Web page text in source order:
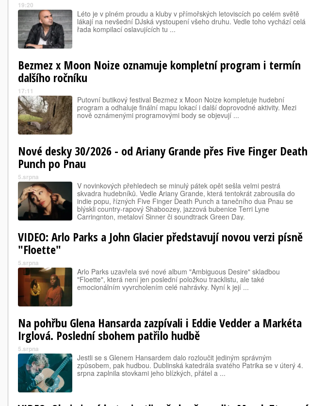
19:20
Léto je v plném proudu a kluby v přímořských letoviscích po celém světě
lákají na nevšední DJská vystoupení všeho druhu. Vedle toho vychází celá
řada kompilací oslavujících tu ...
Bezmez x Moon Noize oznamuje kompletní program i termín
dalšího ročníku
17:11
Putovní butikový festival Bezmez x Moon Noize kompletuje hudební
program a odhaluje finální mapu lokací i další doprovodné aktivity. Mezi
nově oznámenými programovými body se objevují ...
Nové desky 30/2026 - od Ariany Grande přes Five Finger Death
Punch po Pnau
5.srpna
V novinkových přehledech se minulý pátek opět sešla velmi pestrá
skvadra hudebníků. Vedle Ariany Grande, která tentokrát zabrousila do
indie popu, řízných Five Finger Death Punch a tanečního dua Pnau se
blýskli country-rapový Shaboozey, jazzová bubenice Terri Lyne
Carringnton, metaloví Sinner či soundtrack Green Day.
VIDEO: Arlo Parks a John Glacier představují novou verzi písně
"Floette"
5.srpna
Arlo Parks uzavřela své nové album "Ambiguous Desire" skladbou
"Floette", která není jen poslední položkou tracklistu, ale také
emocionálním vyvrcholením celé nahrávky. Nyní k její ...
Na pohřbu Glena Hansarda zazpívali i Eddie Vedder a Markéta
Irglová. Poslední sbohem patřilo hudbě
5.srpna
Jestli se s Glenem Hansardem dalo rozloučit jediným správným
způsobem, pak hudbou. Dublinská katedrála svatého Patrika se v úterý 4.
srpna zaplnila stovkami jeho blízkých, přátel a ...